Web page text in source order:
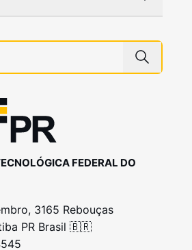
FEDERAL DO
3165 Rebouças
PR Brasil 🇧🇷